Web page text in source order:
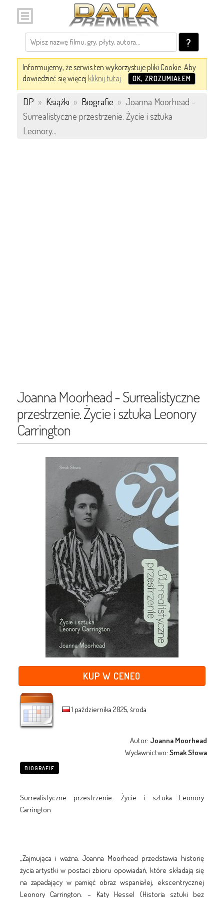
?
Informujemy, że serwis ten wykorzystuje pliki Cookie. Aby
dowiedzieć się więcej kliknij tutaj. OK, ZROZUMIAŁEM
DP » Książki » Biografie » Joanna Moorhead -
Surrealistyczne przestrzenie. Życie i sztuka
Leonory...
Joanna Moorhead - Surrealistyczne
przestrzenie. Życie i sztuka Leonory
Carrington
KUP W CENEO
1 października 2025, środa
Autor: Joanna Moorhead
Wydawnictwo:Smak Słowa
BIOGRAFIE
Surrealistyczne przestrzenie. Życie i sztuka Leonory
Carrington
„Zajmująca i ważna. Joanna Moorhead przedstawia historię
życia artystki w postaci zbioru opowiadań, które składają się
na zapadający w pamięć obraz wspaniałej, ekscentrycznej
Leonory Carrington. – Katy Hessel (Historia sztuki bez